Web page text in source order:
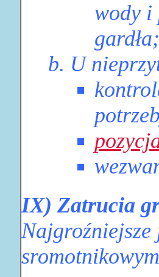
wody i
U
IX) Zatrucia
Najgroźniejsze